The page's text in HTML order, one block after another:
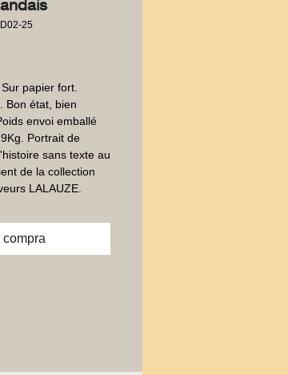
25
papier fort.
Bon état, bien
envoi emballé
Portrait de
sans texte au
de la collection
LALAUZE.
compra